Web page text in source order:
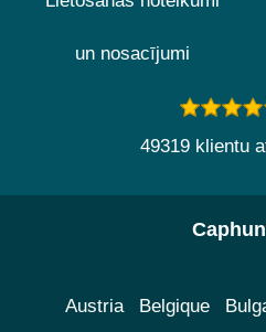
un nosacījumi
49319 klientu
Austria Belgique